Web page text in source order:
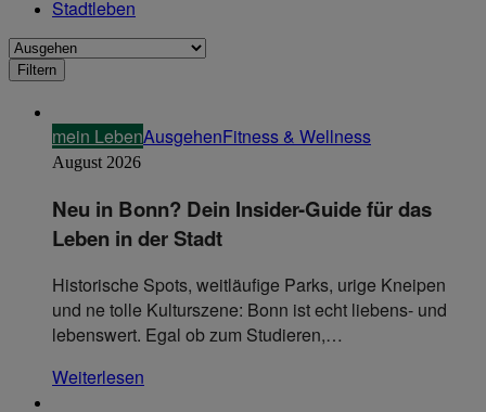
Stadtleben
mein LebenAusgehenFitness & Wellness
August 2026
Neu in Bonn? Dein Insider-Guide für das
Leben in der Stadt
Historische Spots, weitläufige Parks, urige Kneipen
und ne tolle Kulturszene: Bonn ist echt liebens- und
lebenswert. Egal ob zum Studieren,…
Weiterlesen